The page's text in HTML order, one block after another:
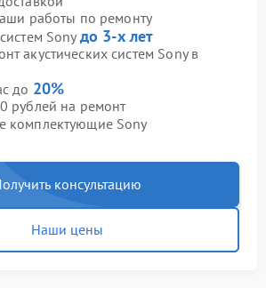
работы по ремонту
Sony до 3-х лет
акустических систем Sony в
до 20%
рублей на ремонт
комплектующие Sony
консультацию
Наши цены